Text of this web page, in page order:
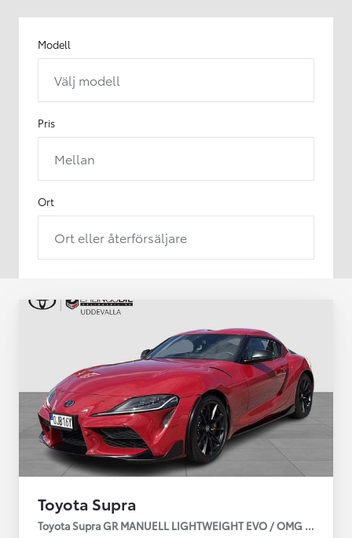
Modell
Välj modell
Pris
Mellan
Ort
Ort eller återförsäljare
Toyota Supra
Toyota Supra GR MANUELL LIGHTWEIGHT EVO / OMG LEV!